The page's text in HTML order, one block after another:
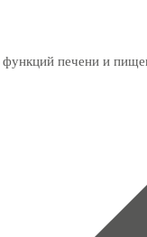
печени и